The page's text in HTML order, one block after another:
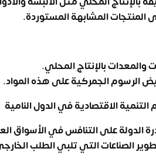
المشابهة المستوردة.
والمعدات بالإنتاج المحلي.
الرسوم الجمركية على هذه المواد.
التنمية الاقتصادية في الدول النامية
الدولة على التنافس في الأسواق
الصناعات التي تلبي الطلب